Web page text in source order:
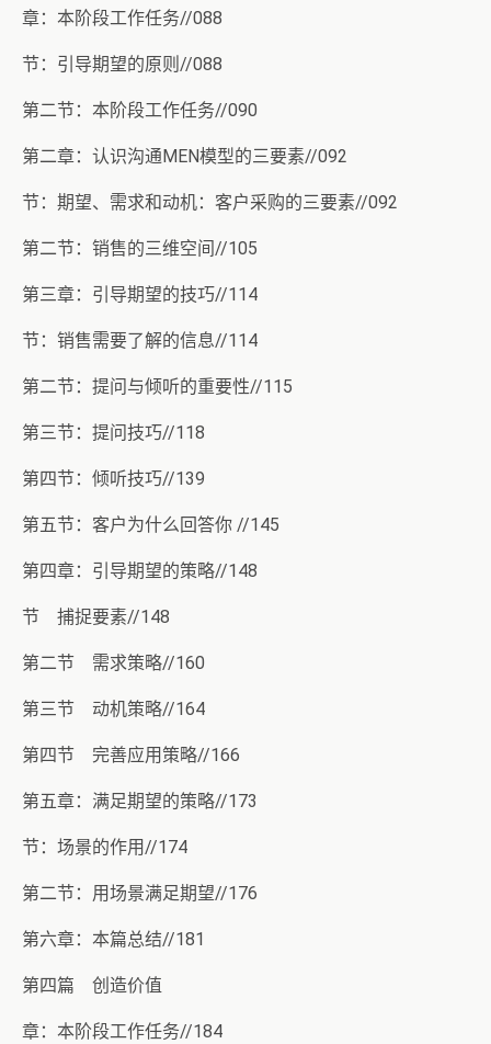
章：本阶段工作任务//088
节：引导期望的原则//088
第二节：本阶段工作任务//090
第二章：认识沟通MEN模型的三要素//092
节：期望、需求和动机：客户采购的三要素//092
第二节：销售的三维空间//105
第三章：引导期望的技巧//114
节：销售需要了解的信息//114
第二节：提问与倾听的重要性//115
第三节：提问技巧//118
第四节：倾听技巧//139
第五节：客户为什么回答你 //145
第四章：引导期望的策略//148
节 捕捉要素//148
第二节 需求策略//160
第三节 动机策略//164
第四节 完善应用策略//166
第五章：满足期望的策略//173
节：场景的作用//174
第二节：用场景满足期望//176
第六章：本篇总结//181
第四篇 创造价值
章：本阶段工作任务//184